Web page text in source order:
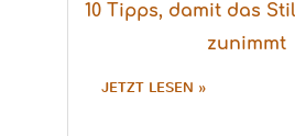
10 Tipps, damit das
zunimmt
JETZT LESEN »